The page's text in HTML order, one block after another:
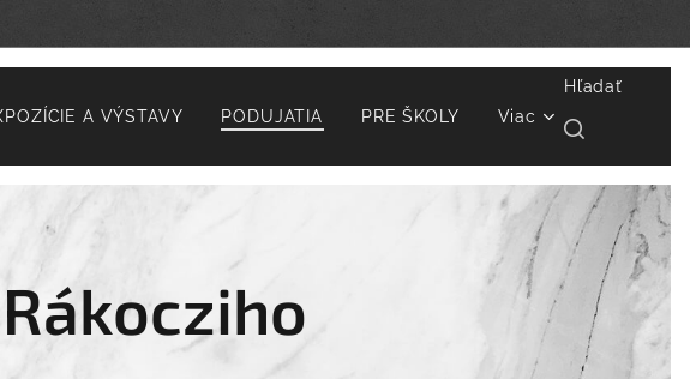
A VÝSTAVY PODUJATIA PRE ŠKOLY Viac
Hľadať